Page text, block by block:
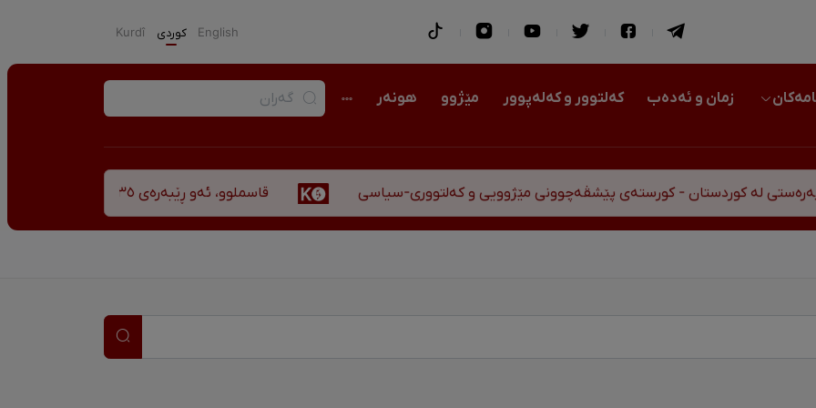
English كوردی Kurdî
زمان و ئەدەب کەلتوور و کەلەپوور مێژوو هونەر
کوردستان - کورستەی پێشڤەچوونی مێژوویی و کەلتووری-سیاسی قاسملوو، ئەو ڕێبەرەی ٣٥ ساڵ پاش شەهید بوونیشی ڕێبازەکەی هەر زیندووە